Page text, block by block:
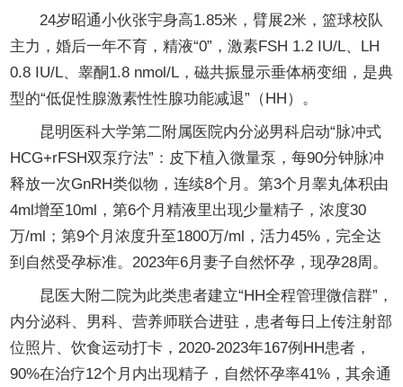
24岁昭通小伙张宇身高1.85米，臂展2米，篮球校队
主力，婚后一年不育，精液“0”，激素FSH 1.2 IU/L、LH
0.8 IU/L、睾酮1.8 nmol/L，磁共振显示垂体柄变细，是典
型的“低促性腺激素性性腺功能减退”（HH）。
昆明医科大学第二附属医院内分泌男科启动“脉冲式
HCG+rFSH双泵疗法”：皮下植入微量泵，每90分钟脉冲
释放一次GnRH类似物，连续8个月。第3个月睾丸体积由
4ml增至10ml，第6个月精液里出现少量精子，浓度30
万/ml；第9个月浓度升至1800万/ml，活力45%，完全达
到自然受孕标准。2023年6月妻子自然怀孕，现孕28周。
昆医大附二院为此类患者建立“HH全程管理微信群”，
内分泌科、男科、营养师联合进驻，患者每日上传注射部
位照片、饮食运动打卡，2020-2023年167例HH患者，
90%在治疗12个月内出现精子，自然怀孕率41%，其余通